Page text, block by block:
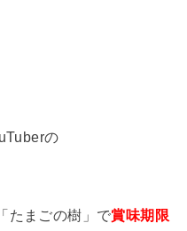
の
たまごの樹」で賞味期限